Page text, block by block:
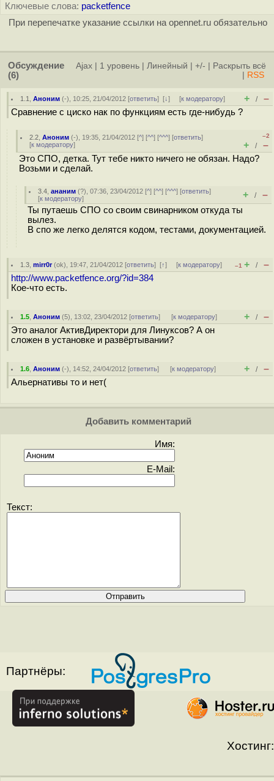
Ключевые слова: packetfence
При перепечатке указание ссылки на opennet.ru обязательно
Обсуждение
(6)
Ajax 1 уровень Линейный +/-
Раскрыть всё
RSS
1.1 ,Аноним (-), 10:25, 21/04/2012 [ответить][↓] [к модератору] + / –
Сравнение с циско нак по функциям есть где-нибудь ?
2.2 ,Аноним (-), 19:35, 21/04/2012 [^] [^^] [^^^] [ответить]
[к модератору]
–2
+ / –
Это СПО, детка. Тут тебе никто ничего не обязан. Надо?
Возьми и сделай.
3.4 ,ананим (?), 07:36, 23/04/2012 [^] [^^] [^^^] [ответить]
[к модератору] + / –
Ты путаешь СПО со своим свинарником откуда ты
вылез.
В спо же легко делятся кодом, тестами, документацией.
1.3 ,mirr0r(ok), 19:47, 21/04/2012 [ответить][↑] [к модератору] –1 + / –
http://www.packetfence.org/?id=384
Кое-что есть.
1.5 ,Аноним (5), 13:02, 23/04/2012 [ответить] [к модератору] + / –
Это аналог АктивДиректори для Линуксов? А он
сложен в установке и развёртывании?
1.6 ,Аноним (-), 14:52, 24/04/2012 [ответить] [к модератору] + / –
Альернативы то и нет(
Добавить комментарий
Имя:
E-Mail:
Текст:
Партнёры:
Хостинг: